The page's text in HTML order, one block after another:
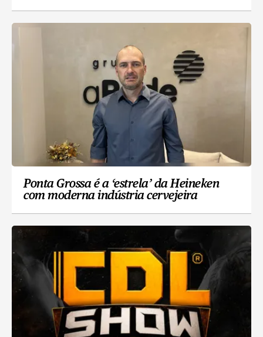
Ponta Grossa é a ‘estrela’ da Heineken
com moderna indústria cervejeira